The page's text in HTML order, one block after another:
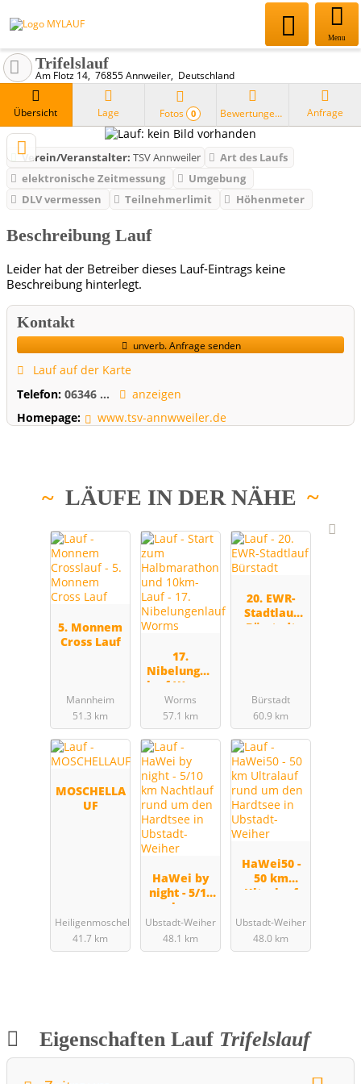
Menu
Trifelslauf
Am Flotz 14 76855 Annweiler Deutschland
Übersicht Lage Fotos 0 Bewertungen Anfrage
Verein/Veranstalter: TSV Annweiler
Art des Laufs
elektronische Zeitmessung
Umgebung
DLV vermessen
Teilnehmerlimit Höhenmeter
Beschreibung Lauf
Leider hat der Betreiber dieses Lauf-Eintrags keine
Beschreibung hinterlegt.
Kontakt
unverb. Anfrage senden
Lauf auf der Karte
Telefon: 06346 ...
anzeigen
Homepage:
www.tsv-annwweiler.de
LÄUFE IN DER NÄHE
5. Monnem
Cross Lauf
Mannheim
51.3 km
17.
Nibelungen
lauf Worms
Worms
57.1 km
20. EWR-
Stadtlauf
Bürstadt
Bürstadt
60.9 km
MOSCHELLA
UF
Heiligenmoschel
41.7 km
HaWei by
night - 5/10
km
Nachtlauf
rund um
den
Ubstadt-Weiher
48.1 km
HaWei50 -
50 km
Ultralauf
den
Hardtsee in
Ubstadt-
Ubstadt-Weiher
48.0 km
Eigenschaften Lauf Trifelslauf